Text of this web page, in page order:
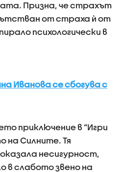
Призна, че страхът
от страха ѝ от
психологически в
Иванова се сбогува с
приключение в “Игри
на Силните. Тя
несигурност,
в слабото звено на